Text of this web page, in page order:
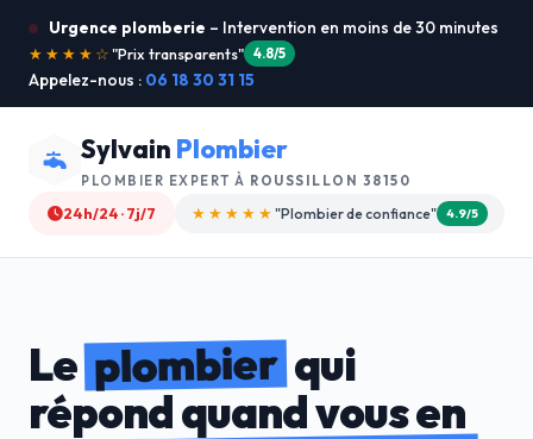
Urgence plomberie – Intervention en moins de 30 minutes
★★★★★"Intervention dimanche" 5.0/5
Appelez-nous : 06 18 30 31 15
Sylvain Plombier
PLOMBIER EXPERT À ROUSSILLON 38150
24h/24 · 7j/7 ★★★★★ "Intervention rapide" 5.0/5
Leplombierqui
répond quand vous en